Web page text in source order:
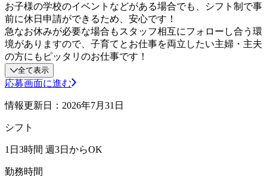
お子様の学校のイベントなどがある場合でも、シフト制で事
前に休日申請ができるため、安心です！
急なお休みが必要な場合もスタッフ相互にフォローし合う環
境がありますので、子育てとお仕事を両立したい主婦・主夫
の方にもピッタリのお仕事です！
全て表示
応募画面に進む
情報更新日：2026年7月31日
シフト
1日3時間 週3日からOK
勤務時間